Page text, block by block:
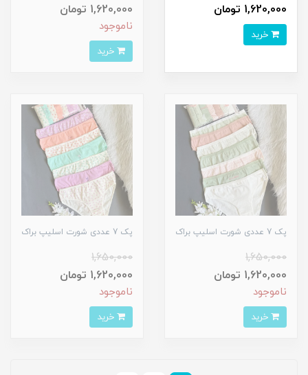
1,620,000 تومان
1,620,000 تومان
ناموجود
پک 7 عددی شورت اسلیپ براک
1,650,000
1,620,000 تومان
ناموجود
پک 7 عددی شورت اسلیپ براک
1,650,000
1,620,000 تومان
ناموجود